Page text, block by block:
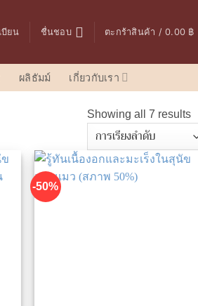
บียน ชื่นชอบ ตะกร้าสินค้า /0.00 ฿
ผลิธัมม์ เกี่ยวกับเรา
Showing all 7 results
-50%